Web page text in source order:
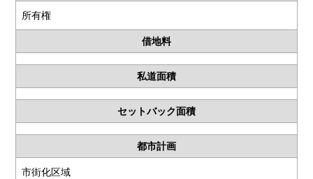
所有権
借地料
私道面積
セットバック面積
都市計画
市街化区域